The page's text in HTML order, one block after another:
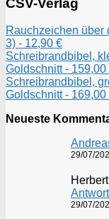
Rauchzeichen über
3) - 12,90 €
Schreibrandbibel,
Goldschnitt - 159,00
Schreibrandbibel,
Goldschnitt - 169,00
Neueste
29/07/
Antwort
29/07/